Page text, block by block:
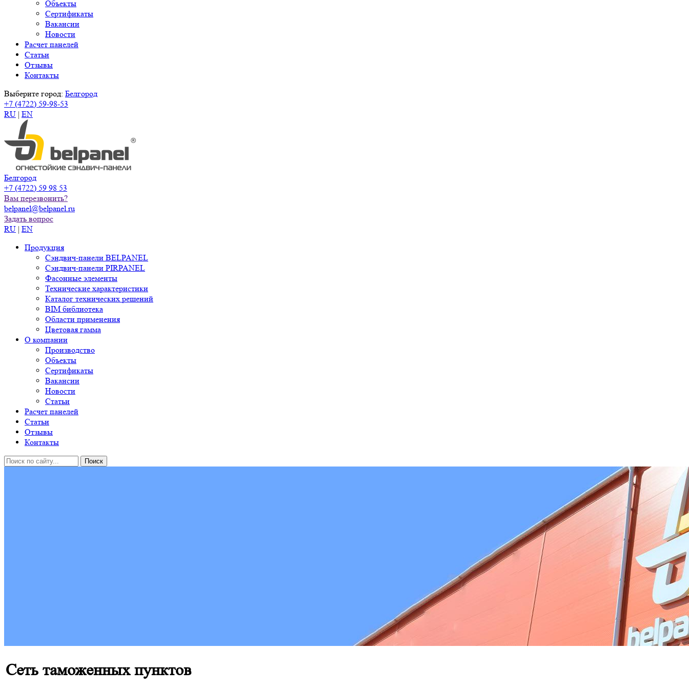
Объекты
Сертификаты
Вакансии
Новости
Расчет панелей
Статьи
Отзывы
Контакты
Выберите город: Белгород
+7 (4722) 59-98-53
RU | EN
Белгород
+7 (4722) 59 98 53
Вам перезвонить?
belpanel@belpanel.ru
Задать вопрос
RU | EN
Продукция
Сэндвич-панели BELPANEL
Сэндвич-панели PIRPANEL
Фасонные элементы
Технические характеристики
Каталог технических решений
BIM библиотека
Области применения
Цветовая гамма
О компании
Производство
Объекты
Сертификаты
Вакансии
Новости
Статьи
Расчет панелей
Статьи
Отзывы
Контакты
Сеть таможенных пунктов